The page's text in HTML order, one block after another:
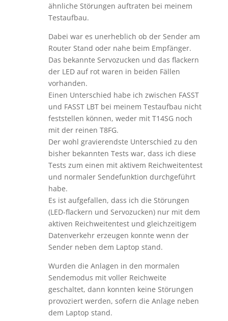
ähnliche Störungen auftraten bei meinem
Testaufbau.
Dabei war es unerheblich ob der Sender am
Router Stand oder nahe beim Empfänger.
Das bekannte Servozucken und das flackern
der LED auf rot waren in beiden Fällen
vorhanden.
Einen Unterschied habe ich zwischen FASST
und FASST LBT bei meinem Testaufbau nicht
feststellen können, weder mit T14SG noch
mit der reinen T8FG.
Der wohl gravierendste Unterschied zu den
bisher bekannten Tests war, dass ich diese
Tests zum einen mit aktivem Reichweitentest
und normaler Sendefunktion durchgeführt
habe.
Es ist aufgefallen, dass ich die Störungen
(LED-flackern und Servozucken) nur mit dem
aktiven Reichweitentest und gleichzeitigem
Datenverkehr erzeugen konnte wenn der
Sender neben dem Laptop stand.
Wurden die Anlagen in den mormalen
Sendemodus mit voller Reichweite
geschaltet, dann konnten keine Störungen
provoziert werden, sofern die Anlage neben
dem Laptop stand.